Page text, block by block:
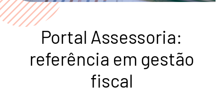
Portal Assessoria:
referência em gestão
fiscal